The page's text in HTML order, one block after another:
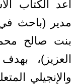
أعد الكتاب
مدير (باحث في
بنت صالح
العزيز)،
والإنجيلي